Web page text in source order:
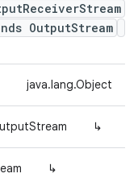
OutputStream
java.lang.Object
↳
↳